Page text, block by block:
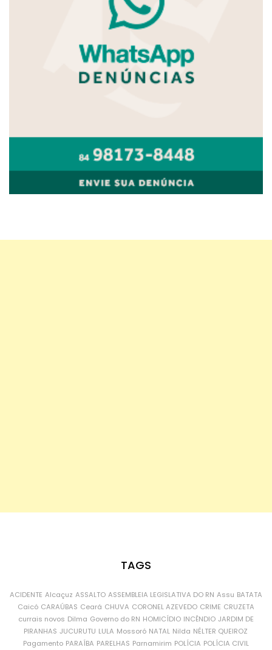
TAGS
ACIDENTE Alcaçuz ASSALTO ASSEMBLEIA LEGISLATIVA DO RN Assu BATATA
Caicó CARAÚBAS Ceará CHUVA CORONEL AZEVEDO CRIME CRUZETA
currais novos Dilma Governo do RN HOMICÍDIO INCÊNDIO JARDIM DE
PIRANHAS JUCURUTU LULA Mossoró NATAL Nilda NÉLTER QUEIROZ
Pagamento PARAÍBA PARELHAS Parnamirim POLÍCIA POLÍCIA CIVIL